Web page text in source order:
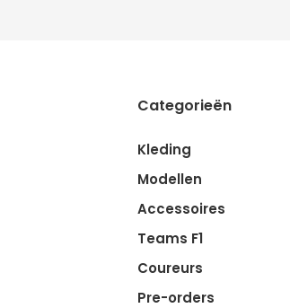
Categorieën
Kleding
Modellen
Accessoires
Teams F1
Coureurs
Pre-orders